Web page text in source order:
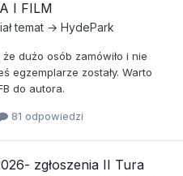
I FILM
temat → HydePark
dużo osób zamówiło i nie
egzemplarze zostały. Warto
do autora.
81 odpowiedzi
zgłoszenia II Tura